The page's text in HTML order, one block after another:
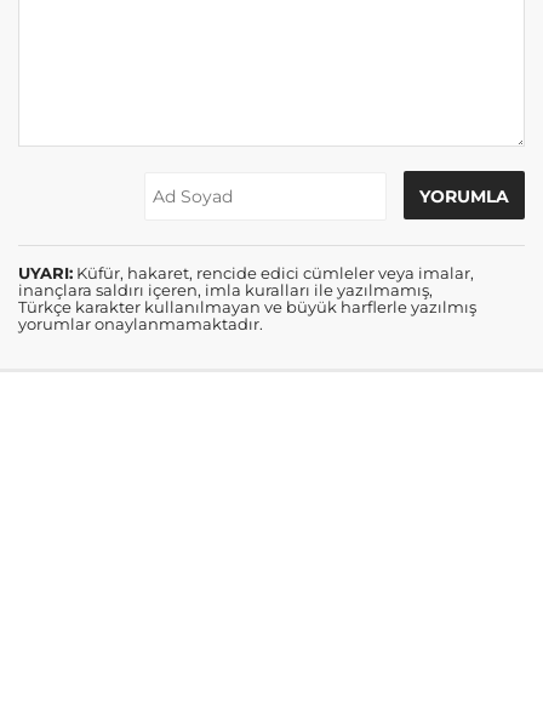
UYARI: Küfür, hakaret, rencide edici cümleler veya imalar,
inançlara saldırı içeren, imla kuralları ile yazılmamış,
Türkçe karakter kullanılmayan ve büyük harflerle yazılmış
yorumlar onaylanmamaktadır.